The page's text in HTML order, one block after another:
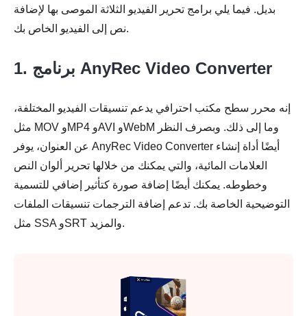
بديل. فيما يلي برامج تحرير الفيديو الثلاثة الموصى بها لإضافة
نص إلى الفيديو الخاص بك.
1. برنامج AnyRec Video Converter
إنه محرر سطح مكتب احترافي يدعم تنسيقات الفيديو المختلفة،
مثل MOV وMP4 وAVI وWebM وما إلى ذلك. وبصرف النظر
عن العنوان، يوفر AnyRec Video Converter أيضًا أداة إنشاء
العلامات المائية، والتي يمكنك من خلالها تحرير ألوان النص
وخطوطه. يمكنك أيضًا إضافة صورة كتأثير إضافي للتسمية
التوضيحية الخاصة بك. تدعم إضافة الترجمات تنسيقات الملفات
مثل SSA وSRT والمزيد.